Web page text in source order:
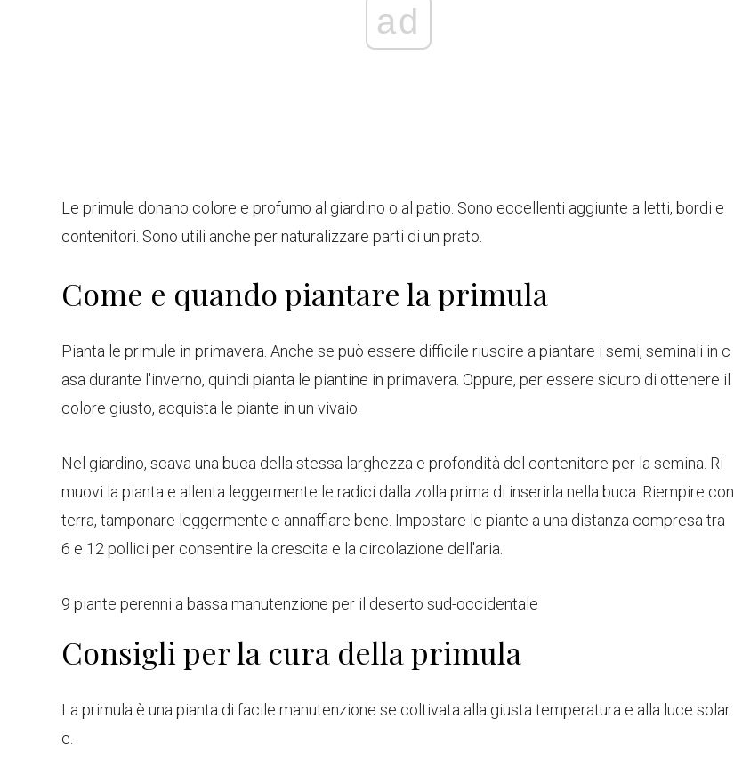
ad
Le primule donano colore e profumo al giardino o al patio. Sono eccellenti aggiunte a letti, bordi e
contenitori. Sono utili anche per naturalizzare parti di un prato.
Come e quando piantare la primula
Pianta le primule in primavera. Anche se può essere difficile riuscire a piantare i semi, seminali in c
asa durante l'inverno, quindi pianta le piantine in primavera. Oppure, per essere sicuro di ottenere il
colore giusto, acquista le piante in un vivaio.
Nel giardino, scava una buca della stessa larghezza e profondità del contenitore per la semina. Ri
muovi la pianta e allenta leggermente le radici dalla zolla prima di inserirla nella buca. Riempire con
terra, tamponare leggermente e annaffiare bene. Impostare le piante a una distanza compresa tra
6 e 12 pollici per consentire la crescita e la circolazione dell'aria.
9 piante perenni a bassa manutenzione per il deserto sud-occidentale
Consigli per la cura della primula
La primula è una pianta di facile manutenzione se coltivata alla giusta temperatura e alla luce solar
e.